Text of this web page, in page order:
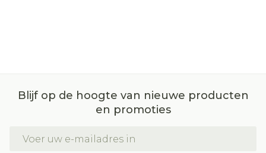
Blijf op de hoogte van nieuwe producten
en promoties